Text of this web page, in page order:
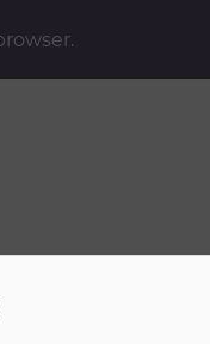
mechatronica